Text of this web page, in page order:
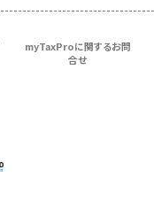
myTaxProに関するお問
合せ